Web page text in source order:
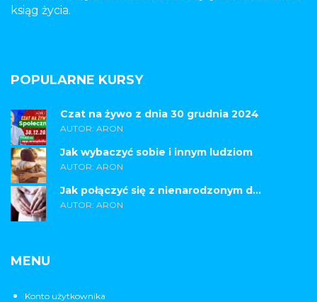
ksiąg życia.
POPULARNE KURSY
Czat na żywo z dnia 30 grudnia 2024
AUTOR: ARON
Jak wybaczyć sobie i innym ludziom
AUTOR: ARON
Jak połączyć się z nienarodzonym d...
AUTOR: ARON
MENU
Konto użytkownika